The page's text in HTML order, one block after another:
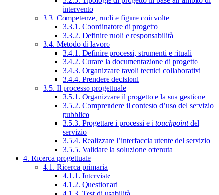
intervento
3.3. Competenze, ruoli e figure coinvolte
3.3.1. Coordinatore di progetto
3.3.2. Definire ruoli e responsabilità
3.4. Metodo di lavoro
3.4.1. Definire processi, strumenti e rituali
3.4.2. Curare la documentazione di progetto
3.4.3. Organizzare tavoli tecnici collaborativi
3.4.4. Prendere decisioni
3.5. Il processo progettuale
3.5.1. Organizzare il progetto e la sua gestione
3.5.2. Comprendere il contesto d’uso del servizio
pubblico
3.5.3. Progettare i processi e i touchpointdel
servizio
3.5.4. Realizzare l’interfaccia utente del servizio
3.5.5. Validare la soluzione ottenuta
4. Ricerca progettuale
4.1. Ricerca primaria
4.1.1. Interviste
4.1.2. Questionari
4.1.3. Test di usabilità